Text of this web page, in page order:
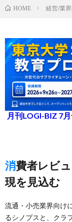
HOME 経営/業
月刊LOGI-BIZ 7
消費者レビューと需要予測で最適な売場実
現を見込む
流通・小売業界向け
るシノプスと、クラ